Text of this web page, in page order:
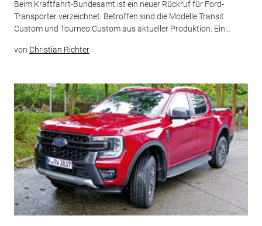
Beim Kraftfahrt-Bundesamt ist ein neuer Rückruf für Ford-
Transporter verzeichnet. Betroffen sind die Modelle Transit
Custom und Tourneo Custom aus aktueller Produktion. Ein...
von Christian Richter